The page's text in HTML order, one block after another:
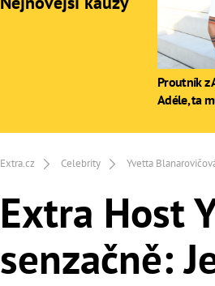
Extra.cz Celebrity Yvetta
Extra Host
senzačně:
Proutník z
Adéle, ta